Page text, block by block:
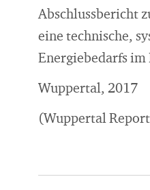
Abschlussbericht
eine technische,
Energiebedarfs
Wuppertal, 2017
(Wuppertal